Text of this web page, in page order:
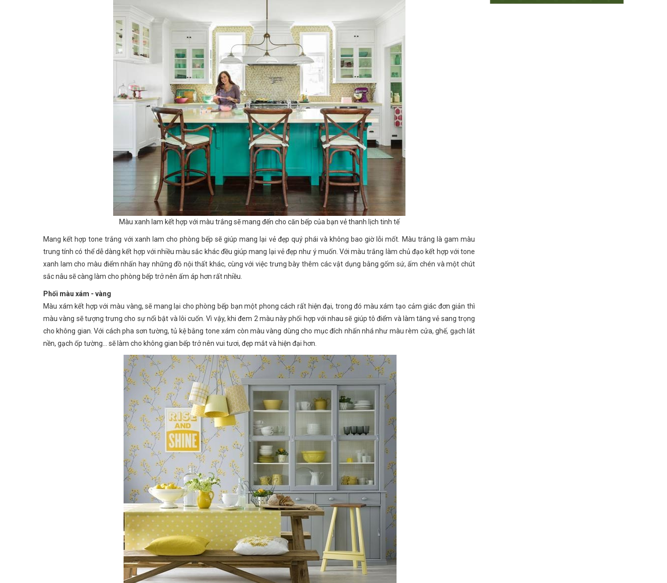
Màu xanh lam kết hợp với màu trắng sẽ mang đến cho căn bếp của bạn vẻ thanh lịch tinh tế
Mang kết hợp tone trắng với xanh lam cho phòng bếp sẽ giúp mang lại vẻ đẹp quý phái và không bao giờ lỗi mốt. Màu trắng là gam màu
trung tính có thể dễ dàng kết hợp với nhiều màu sắc khác đều giúp mang lại vẻ đẹp như ý muốn. Với màu trắng làm chủ đạo kết hợp với tone
xanh lam cho màu điểm nhấn hay những đồ nội thất khác, cùng với việc trưng bày thêm các vật dụng bằng gốm sứ, ấm chén và một chút
sắc nâu sẽ càng làm cho phòng bếp trở nên ấm áp hơn rất nhiều.
Phối màu xám - vàng
Màu xám kết hợp với màu vàng, sẽ mang lại cho phòng bếp bạn một phong cách rất hiện đại, trong đó màu xám tạo cảm giác đơn giản thì
màu vàng sẽ tượng trưng cho sự nổi bật và lôi cuốn. Vì vậy, khi đem 2 màu này phối hợp với nhau sẽ giúp tô điểm và làm tăng vẻ sang trọng
cho không gian. Với cách pha sơn tường, tủ kệ bằng tone xám còn màu vàng dùng cho mục đích nhấn nhá như màu rèm cửa, ghế, gạch lát
nền, gạch ốp tường… sẽ làm cho không gian bếp trở nên vui tươi, đẹp mắt và hiện đại hơn.